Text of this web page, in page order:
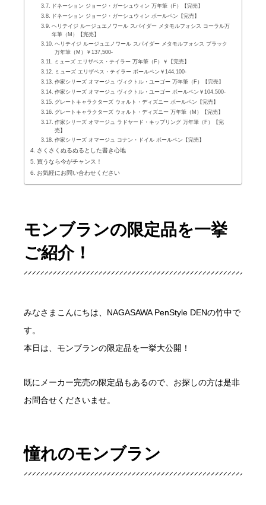
ドネーション ジョージ・ガーシュウィン 万年筆（F）【完売】
ドネーション ジョージ・ガーシュウィン ボールペン【完売】
ヘリテイジ ルージュエノワール スパイダー メタモルフォシス コーラル万
年筆（M）【完売】
ヘリテイジ ルージュエノワール スパイダー メタモルフォシス ブラック
万年筆（M）￥137,500-
ミューズ エリザベス・テイラー 万年筆（F）￥【完売】
ミューズ エリザベス・テイラー ボールペン￥144,100-
作家シリーズ オマージュ ヴィクトル・ユーゴー 万年筆（F）【完売】
作家シリーズ オマージュ ヴィクトル・ユーゴー ボールペン￥104,500-
グレートキャラクターズ ウォルト・ディズニー ボールペン【完売】
グレートキャラクターズ ウォルト・ディズニー 万年筆（M）【完売】
作家シリーズ オマージュ ラドヤード・キップリング 万年筆（F）【完
売】
作家シリーズ オマージュ コナン・ドイル ボールペン【完売】
さくさくぬるぬるとした書き心地
買うなら今がチャンス！
お気軽にお問い合わせください
モンブランの限定品を一挙
ご紹介！
みなさまこんにちは、NAGASAWA PenStyle DENの竹中で
す。
本日は、モンブランの限定品を一挙大公開！
既にメーカー完売の限定品もあるので、お探しの方は是非
お問合せくださいませ。
憧れのモンブラン